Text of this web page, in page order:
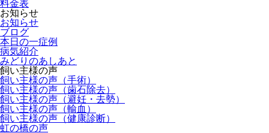
料金表
お知らせ
お知らせ
ブログ
本日の一症例
病気紹介
みどりのあしあと
飼い主様の声
飼い主様の声（手術）
飼い主様の声（歯石除去）
飼い主様の声（避妊・去勢）
飼い主様の声（輸血）
飼い主様の声（健康診断）
虹の橋の声